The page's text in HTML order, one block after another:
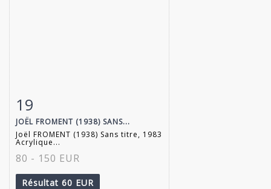
Fiche détaillée
19
JOËL FROMENT (1938) SANS...
Joël FROMENT (1938) Sans titre, 1983
Acrylique...
80 - 150 EUR
Résultat 60 EUR